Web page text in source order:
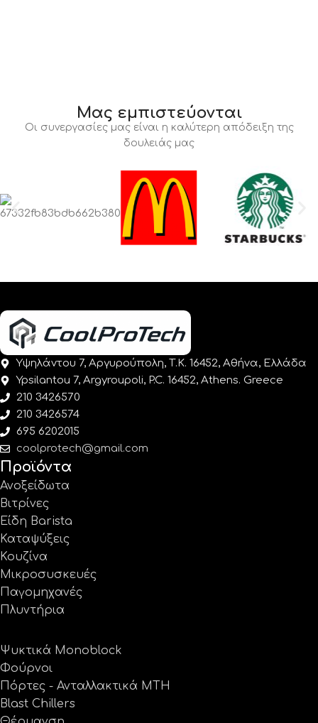
Μας εμπιστεύονται
Οι συνεργασίες μας είναι η καλύτερη απόδειξη της
δουλειάς μας
Υψηλάντου 7, Αργυρούπολη, Τ.Κ. 16452, Αθήνα, Ελλάδα
Ypsilantou 7, Argyroupoli, P.C. 16452, Athens. Greece
210 3426570
210 3426574
695 6202015
coolprotech@gmail.com
Προϊόντα
Ανοξείδωτα
Βιτρίνες
Είδη Barista
Καταψύξεις
Κουζίνα
Μικροσυσκευές
Παγομηχανές
Πλυντήρια
Ψυκτικά Monoblock
Φούρνοι
Πόρτες - Ανταλλακτικά MTH
Blast Chillers